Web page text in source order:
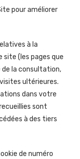
pour améliorer
à la
(les pages que
de la consultation,
ultérieures.
dans votre
sont
à des tiers
de numéro